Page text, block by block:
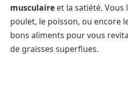
musculaire et la satiété. Vous
poulet, le poisson, ou encore
bons aliments pour vous
de graisses superflues.